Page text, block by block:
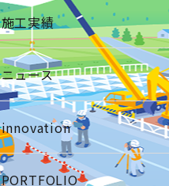
施工実績
ニュース
innovation
PORTFOLIO